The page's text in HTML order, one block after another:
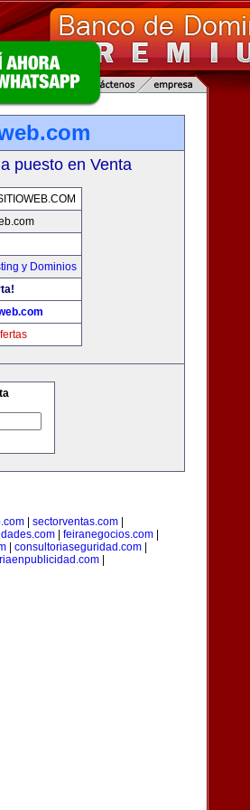
puesto en Venta
y Dominios
sectorventas.com
| feiranegocios.com|
consultoriaseguridad.com